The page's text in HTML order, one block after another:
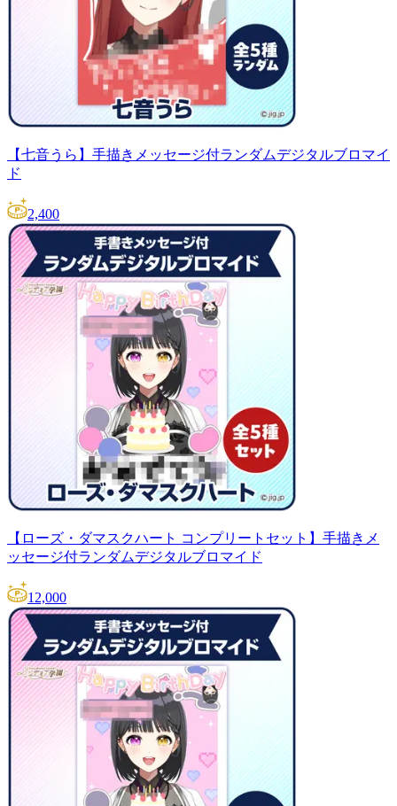
【七音うら】手描きメッセージ付ランダムデジタルブロマイ
ド
2,400
【ローズ・ダマスクハート コンプリートセット】手描きメ
ッセージ付ランダムデジタルブロマイド
12,000